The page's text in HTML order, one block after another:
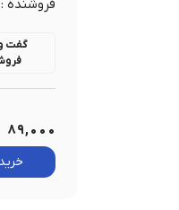
فروشنده :
گفت و
89,000